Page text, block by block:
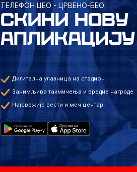
ТЕЛЕФОН ЦЕО - ЦРВЕНО-БЕО
СКИНИ НОВУ
АПЛИКАЦИЈУ
Дигитална улазница на стадион
Занимљива такмичења и вредне награде
Најсвежије вести и меч центар